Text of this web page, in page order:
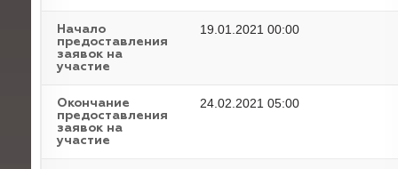
Начало
предоставления
заявок на
участие
19.01.2021 00:00
Окончание
предоставления
заявок на
участие
24.02.2021 05:00